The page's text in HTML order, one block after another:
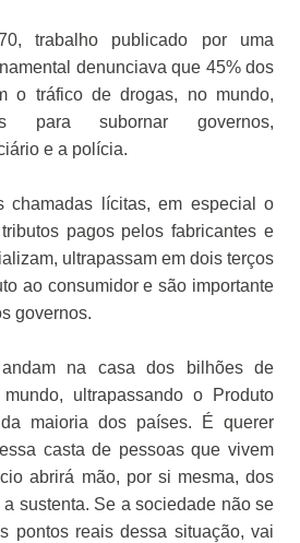
trabalho publicado por uma
denunciava que 45% dos
o tráfico de drogas, no mundo,
para subornar governos,
e a polícia.
chamadas lícitas, em especial o
pagos pelos fabricantes e
ultrapassam em dois terços
ao consumidor e são importante
governos.
na casa dos bilhões de
ultrapassando o Produto
maioria dos países. É querer
casta de pessoas que vivem
abrirá mão, por si mesma, dos
sustenta. Se a sociedade não se
pontos reais dessa situação, vai